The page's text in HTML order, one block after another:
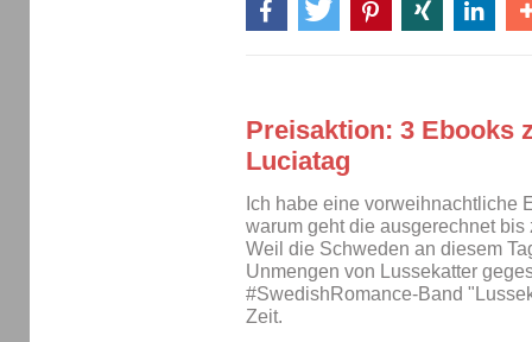
Preisaktion: 3 Ebooks
Luciatag
Ich habe eine vorweihnachtliche
warum geht die ausgerechnet
Weil die Schweden an diesem
Unmengen von Lussekatter
#SwedishRomance-Band
Zeit.